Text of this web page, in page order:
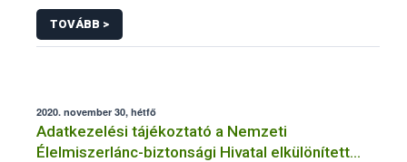
FERTILIZER and the application for a certificate
TOVÁBB >
2020. november 30, hétfő
Adatkezelési tájékoztató a Nemzeti
Élelmiszerlánc-biztonsági Hivatal elkülönített